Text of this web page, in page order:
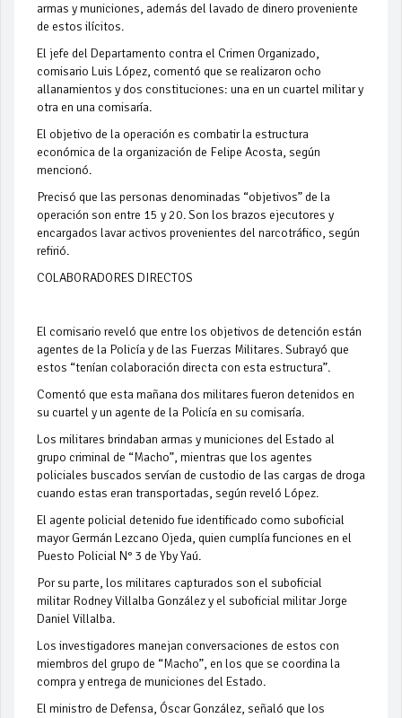
armas y municiones, además del lavado de dinero proveniente
de estos ilícitos.
El jefe del Departamento contra el Crimen Organizado,
comisario Luis López, comentó que se realizaron ocho
allanamientos y dos constituciones: una en un cuartel militar y
otra en una comisaría.
El objetivo de la operación es combatir la estructura
económica de la organización de Felipe Acosta, según
mencionó.
Precisó que las personas denominadas “objetivos” de la
operación son entre 15 y 20. Son los brazos ejecutores y
encargados lavar activos provenientes del narcotráfico, según
refirió.
COLABORADORES DIRECTOS
El comisario reveló que entre los objetivos de detención están
agentes de la Policíay de las Fuerzas Militares. Subrayó que
estos “tenían colaboración directa con esta estructura”.
Comentó que esta mañana dos militares fueron detenidos en
su cuartel y un agente de la Policía en su comisaría.
Los militares brindaban armas y municiones del Estado al
grupo criminal de “Macho”, mientras que los agentes
policiales buscados servían de custodio de las cargas de droga
cuando estas eran transportadas, según reveló López.
El agente policial detenido fue identificado como suboficial
mayor Germán Lezcano Ojeda, quien cumplía funciones en el
Puesto Policial N° 3 de Yby Yaú.
Por su parte, los militares capturados son el suboficial
militar Rodney Villalba González y el suboficial militar Jorge
Daniel Villalba.
Los investigadores manejan conversaciones de estos con
miembros del grupo de “Macho”, en los que se coordina la
compra y entrega de municiones del Estado.
El ministro de Defensa, Óscar González, señaló que los